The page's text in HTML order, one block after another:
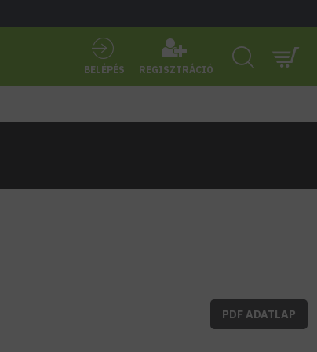
BELÉPÉS REGISZTRÁCIÓ
PDF ADATLAP